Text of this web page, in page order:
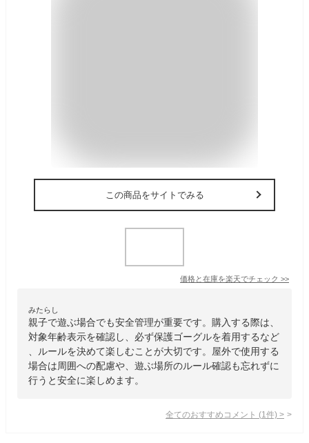
この商品をサイトでみる
価格と在庫を楽天でチェック >>
みたらし
親子で遊ぶ場合でも安全管理が重要です。購入する際は、
対象年齢表示を確認し、必ず保護ゴーグルを着用するなど
、ルールを決めて楽しむことが大切です。屋外で使用する
場合は周囲への配慮や、遊ぶ場所のルール確認も忘れずに
行うと安全に楽しめます。
全てのおすすめコメント (1 件) >